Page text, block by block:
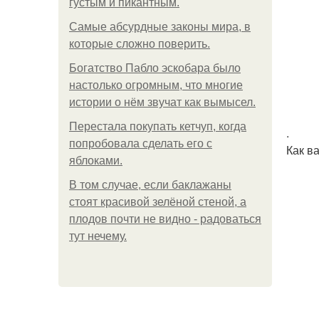
густым и пикантным.
Самые абсурдные законы мира, в
которые сложно поверить.
Богатство Пабло эскобара было
настолько огромным, что многие
истории о нём звучат как вымысел.
Перестала покупать кетчуп, когда
попробовала сделать его с
яблоками.
В том случае, если баклажаны
стоят красивой зелёной стеной, а
плодов почти не видно - радоваться
тут нечему.
.
Как